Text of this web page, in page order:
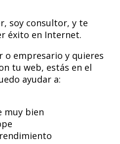
soy consultor, y te
éxito en Internet.
o empresario y quieres
tu web, estás en el
ayudar a:
muy bien